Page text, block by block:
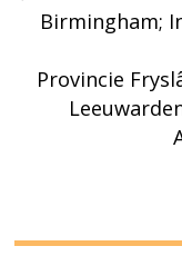
Birmingham;
Provincie